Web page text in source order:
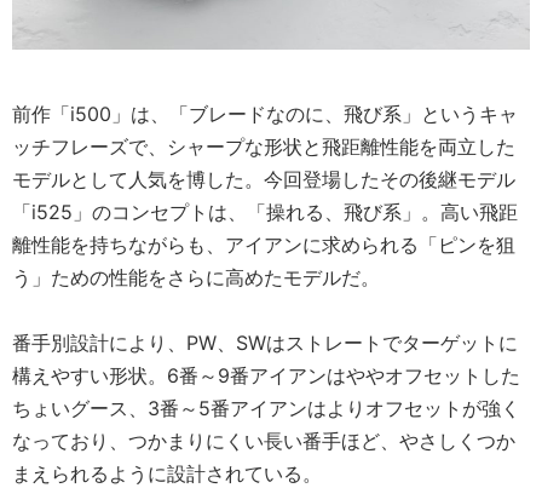
前作「i500」は、「ブレードなのに、飛び系」というキャ
ッチフレーズで、シャープな形状と飛距離性能を両立した
モデルとして人気を博した。今回登場したその後継モデル
「i525」のコンセプトは、「操れる、飛び系」。高い飛距
離性能を持ちながらも、アイアンに求められる「ピンを狙
う」ための性能をさらに高めたモデルだ。
番手別設計により、PW、SWはストレートでターゲットに
構えやすい形状。6番～9番アイアンはややオフセットした
ちょいグース、3番～5番アイアンはよりオフセットが強く
なっており、つかまりにくい長い番手ほど、やさしくつか
まえられるように設計されている。